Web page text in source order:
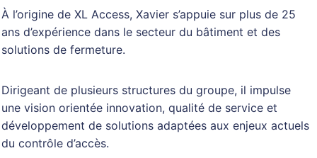
À l’origine de XL Access, Xavier s’appuie sur plus de 25
ans d’expérience dans le secteur du bâtiment et des
solutions de fermeture.
Dirigeant de plusieurs structures du groupe, il impulse
une vision orientée innovation, qualité de service et
développement de solutions adaptées aux enjeux actuels
du contrôle d’accès.